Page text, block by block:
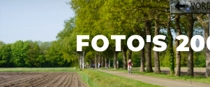
FOTO'S